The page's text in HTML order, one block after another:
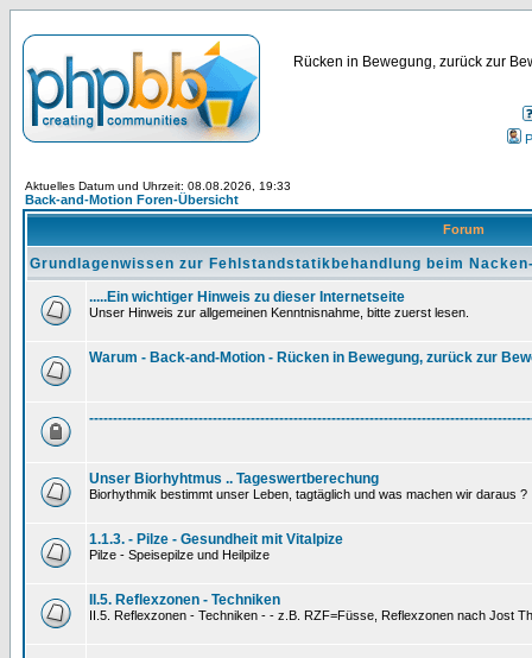
Rücken in Bewegung, zurück zur
Aktuelles Datum und Uhrzeit: 08.08.2026, 19:33
Back-and-Motion Foren-Übersicht
Forum
Grundlagenwissen zur Fehlstandstatikbehandlung beim
.....Ein wichtiger Hinweis zu dieser Internetseite
Unser Hinweis zur allgemeinen Kenntnisnahme, bitte zuerst lesen.
Warum - Back-and-Motion - Rücken in Bewegung, zurück zur
Unser Biorhyhtmus .. Tageswertberechung
Biorhythmik bestimmt unser Leben, tagtäglich und was machen wir daraus ?
1.1.3. - Pilze - Gesundheit mit Vitalpize
Pilze - Speisepilze und Heilpilze
II.5. Reflexzonen - Techniken
II.5. Reflexzonen - Techniken - - z.B. RZF=Füsse, Reflexzonen nach Jost